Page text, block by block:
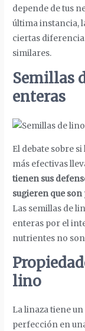
depende de tus
última instancia,
ciertas
similares.
Semillas
enteras
El debate sobre
más efectivas
tienen sus
sugieren que
Las semillas de
enteras por el
nutrientes no
lino
La linaza tiene
perfección en